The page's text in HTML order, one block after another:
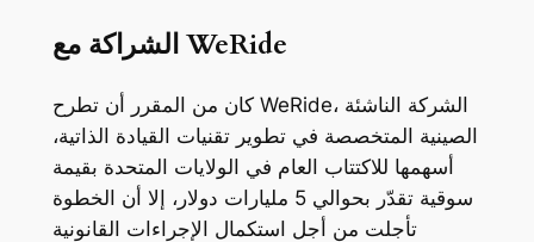
الشراكة مع WeRide
كان من المقرر أن تطرح WeRide، الشركة الناشئة
الصينية المتخصصة في تطوير تقنيات القيادة الذاتية،
أسهمها للاكتتاب العام في الولايات المتحدة بقيمة
سوقية تقدّر بحوالي 5 مليارات دولار، إلا أن الخطوة
تأجلت من أجل استكمال الإجراءات القانونية